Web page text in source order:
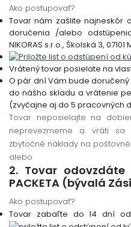
Ako postupovať?
Tovar nám zašlite najneskôr
doručenia /alebo
NIKORAS s.r.o., Školská 3,
Vrátený tovar posielate na
O pár dní Vám bude
do nášho skladu a vrátenie
(zvyčajne aj do 5 pracovných
Tovar neposielajte na
neprevezmeme a vráti sa
zbytočné náklady na poštovné.
alebo
2. Tovar
PACKETA (bývalá
Ako postupovať?
Tovar zabaľte do 14 dní